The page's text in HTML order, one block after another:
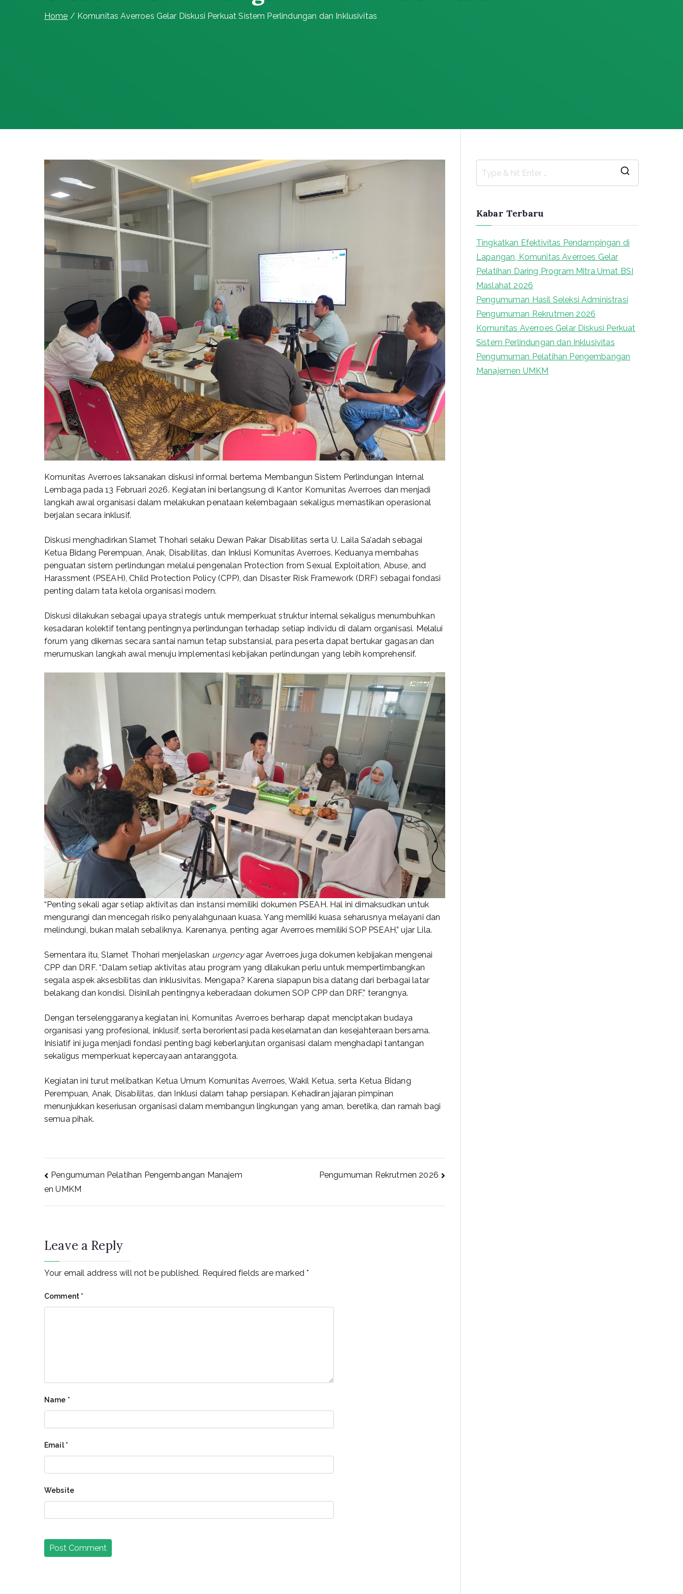
Home Komunitas Averroes Gelar Diskusi Perkuat Sistem Perlindungan dan Inklusivitas
Komunitas Averroes laksanakan diskusi informal bertema Membangun Sistem Perlindungan Internal
Lembaga pada 13 Februari 2026. Kegiatan ini berlangsung di Kantor Komunitas Averroes dan menjadi
langkah awal organisasi dalam melakukan penataan kelembagaan sekaligus memastikan operasional
berjalan secara inklusif.
Diskusi menghadirkan Slamet Thohari selaku Dewan Pakar Disabilitas serta U. Laila Sa’adah sebagai
Ketua Bidang Perempuan, Anak, Disabilitas, dan Inklusi Komunitas Averroes. Keduanya membahas
penguatan sistem perlindungan melalui pengenalan Protection from Sexual Exploitation, Abuse, and
Harassment (PSEAH), Child Protection Policy (CPP), dan Disaster Risk Framework (DRF) sebagai fondasi
penting dalam tata kelola organisasi modern.
Diskusi dilakukan sebagai upaya strategis untuk memperkuat struktur internal sekaligus menumbuhkan
kesadaran kolektif tentang pentingnya perlindungan terhadap setiap individu di dalam organisasi. Melalui
forum yang dikemas secara santai namun tetap substansial, para peserta dapat bertukar gagasan dan
merumuskan langkah awal menuju implementasi kebijakan perlindungan yang lebih komprehensif.
“Penting sekali agar setiap aktivitas dan instansi memiliki dokumen PSEAH. Hal ini dimaksudkan untuk
mengurangi dan mencegah risiko penyalahgunaan kuasa. Yang memiliki kuasa seharusnya melayani dan
melindungi, bukan malah sebaliknya. Karenanya, penting agar Averroes memiliki SOP PSEAH,” ujar Lila.
Sementara itu, Slamet Thohari menjelaskan urgencyagar Averroes juga dokumen kebijakan mengenai
CPP dan DRF. “Dalam setiap aktivitas atau program yang dilakukan perlu untuk mempertimbangkan
segala aspek aksesbilitas dan inklusivitas. Mengapa? Karena siapapun bisa datang dari berbagai latar
belakang dan kondisi. Disinilah pentingnya keberadaan dokumen SOP CPP dan DRF,” terangnya.
Dengan terselenggaranya kegiatan ini, Komunitas Averroes berharap dapat menciptakan budaya
organisasi yang profesional, inklusif, serta berorientasi pada keselamatan dan kesejahteraan bersama.
Inisiatif ini juga menjadi fondasi penting bagi keberlanjutan organisasi dalam menghadapi tantangan
sekaligus memperkuat kepercayaan antaranggota.
Kegiatan ini turut melibatkan Ketua Umum Komunitas Averroes, Wakil Ketua, serta Ketua Bidang
Perempuan, Anak, Disabilitas, dan Inklusi dalam tahap persiapan. Kehadiran jajaran pimpinan
menunjukkan keseriusan organisasi dalam membangun lingkungan yang aman, beretika, dan ramah bagi
semua pihak.
Post
Pengumuman Pelatihan Pengembangan Manajem
en UMKM
Pengumuman Rekrutmen 2026
Leave a Reply
Your email address will not be published. Required fields are marked*
Comment *
Name *
Email*
Website
Kabar Terbaru
Tingkatkan Efektivitas Pendampingan di
Lapangan, Komunitas Averroes Gelar
Pelatihan Daring Program Mitra Umat BSI
Maslahat 2026
Pengumuman Hasil Seleksi Administrasi
Pengumuman Rekrutmen 2026
Komunitas Averroes Gelar Diskusi Perkuat
Sistem Perlindungan dan Inklusivitas
Pengumuman Pelatihan Pengembangan
Manajemen UMKM